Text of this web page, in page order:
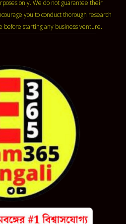
only. We do not guarantee their
you to conduct thorough research
before starting any business venture.